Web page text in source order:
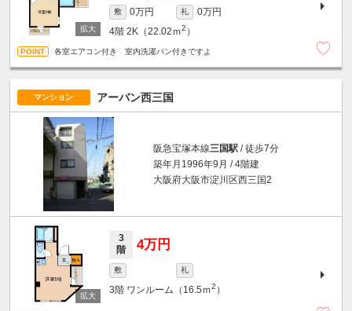
敷 0万円 礼
0万円
4階 2K（22.02ｍ2 ）
各室エアコン付き 室内洗濯パン付きですよ
マンション アーバン西三国
阪急宝塚本線三国駅 / 徒歩7分
築年月1996年9月 / 4階建
大阪府大阪市淀川区西三国2
3
階
4万円
敷 礼
3階 ワンルーム（16.5ｍ2 ）